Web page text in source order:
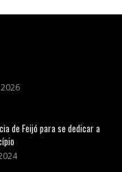
de Feijó para se dedicar a